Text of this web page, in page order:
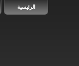
الرئيسية